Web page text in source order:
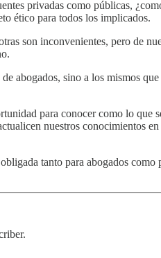
privadas como públicas,
ético para todos los implicados.
son inconvenientes, pero de
abogados, sino a los mismos
para conocer como lo que
nuestros conocimientos
tanto para abogados como